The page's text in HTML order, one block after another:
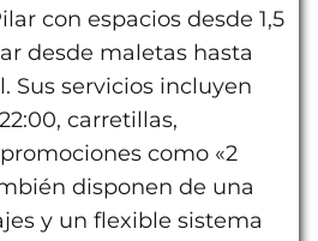
con espacios desde 1,5
desde maletas hasta
Sus servicios incluyen
carretillas,
como «2
disponen de una
y un flexible sistema